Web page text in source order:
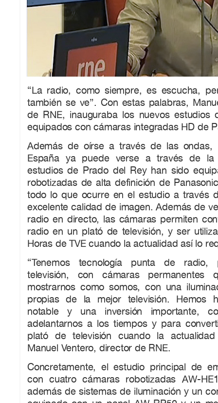
“La radio, como siempre, es escucha,
también se ve”. Con estas palabras,
de RNE, inauguraba los nuevos estudios
equipados con cámaras integradas HD de
Además de oírse a través de las ondas,
España ya puede verse a través de la
estudios de Prado del Rey han sido
robotizadas de alta definición de
todo lo que ocurre en el estudio a través
excelente calidad de imagen. Además de
radio en directo, las cámaras permiten
radio en un plató de televisión, y ser
Horas de TVE cuando la actualidad así lo
“Tenemos tecnología punta de
televisión, con cámaras permanentes
mostrarnos como somos, con una
propias de la mejor televisión. Hemos
notable y una inversión importante,
adelantarnos a los tiempos y para
plató de televisión cuando la
Manuel Ventero, director de RNE.
Concretamente, el estudio principal de
con cuatro cámaras robotizadas AW-
además de sistemas de iluminación y un